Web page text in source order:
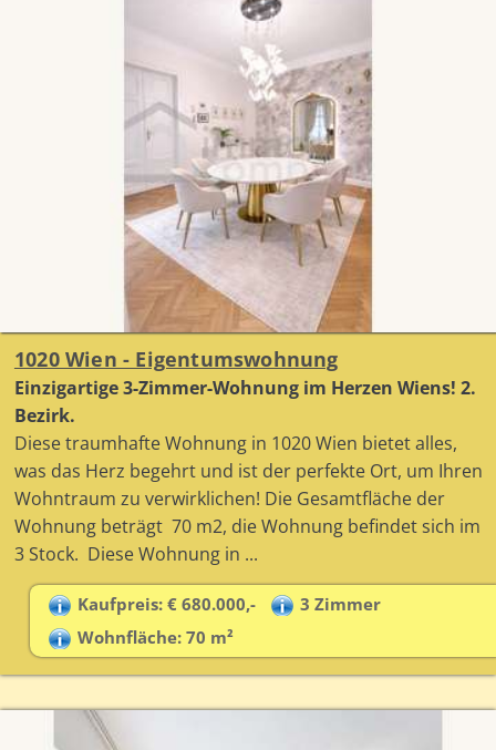
1020 Wien - Eigentumswohnung
Einzigartige 3-Zimmer-Wohnung im Herzen Wiens! 2.
Bezirk.
Diese traumhafte Wohnung in 1020 Wien bietet alles,
was das Herz begehrt und ist der perfekte Ort, um Ihren
Wohntraum zu verwirklichen! Die Gesamtfläche der
Wohnung beträgt 70 m2, die Wohnung befindet sich im
3 Stock. Diese Wohnung in ...
Kaufpreis: € 680.000,-
3 Zimmer
Wohnfläche: 70 m²